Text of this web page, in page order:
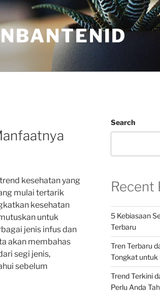
kesehatan yang
mulai tertarik
kesehatan
untuk
jenis infus dan
akan membahas
segi jenis,
sebelum
Search
Recent
5 Kebiasaan
Terbaru
Tren Terbaru
Tongkat untuk
Trend Terkini
Perlu Anda